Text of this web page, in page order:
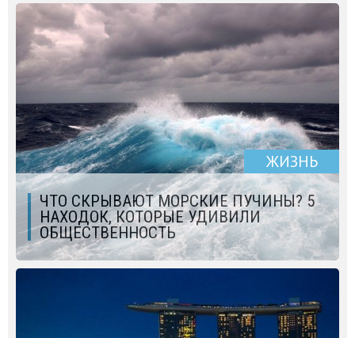
ЖИЗНЬ
ЧТО СКРЫВАЮТ МОРСКИЕ ПУЧИНЫ? 5
НАХОДОК, КОТОРЫЕ УДИВИЛИ
ОБЩЕСТВЕННОСТЬ